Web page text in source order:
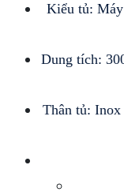
Kiểu tủ:
Dung tích:
Thân tủ: Inox